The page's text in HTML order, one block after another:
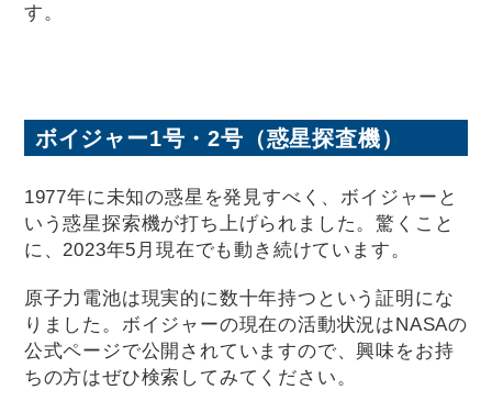
す。
ボイジャー1号・2号（惑星探査機）
1977年に未知の惑星を発見すべく、ボイジャーと
いう惑星探索機が打ち上げられました。驚くこと
に、2023年5月現在でも動き続けています。
原子力電池は現実的に数十年持つという証明にな
りました。ボイジャーの現在の活動状況はNASAの
公式ページで公開されていますので、興味をお持
ちの方はぜひ検索してみてください。